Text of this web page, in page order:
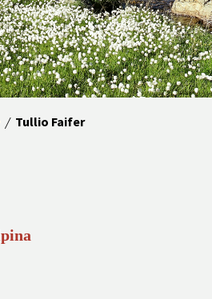
/ Tullio Faifer